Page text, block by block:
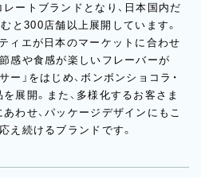
ートブランドとなり、日本国内だ
と300店舗以上展開しています。
ィエが日本のマーケットに合わせ
感や食感が楽しいフレーバーが
」をはじめ、ボンボンショコラ・
展開。また、多様化するお客さま
わせ、パッケージデザインにもこ
え続けるブランドです。